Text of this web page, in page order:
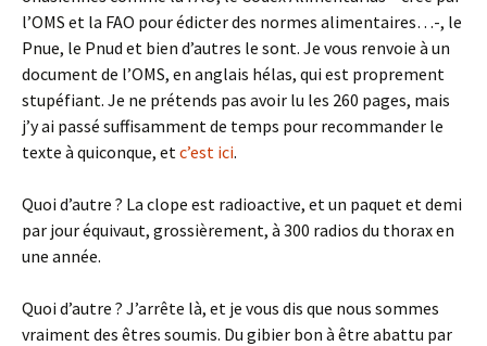
l’OMS et la FAO pour édicter des normes alimentaires…-, le
Pnue, le Pnud et bien d’autres le sont. Je vous renvoie à un
document de l’OMS, en anglais hélas, qui est proprement
stupéfiant. Je ne prétends pas avoir lu les 260 pages, mais
j’y ai passé suffisamment de temps pour recommander le
texte à quiconque, etc’est ici.
Quoi d’autre ? La clope est radioactive, et un paquet et demi
par jour équivaut, grossièrement, à 300 radios du thorax en
une année.
Quoi d’autre ? J’arrête là, et je vous dis que nous sommes
vraiment des êtres soumis. Du gibier bon à être abattu par